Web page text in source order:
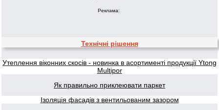
Реклама:
Технічні рішення
Утеплення віконних скосів - новинка в асортименті продукції Ytong
Multipor
Як правильно приклеювати паркет
Ізоляція фасадів з вентильованим зазором